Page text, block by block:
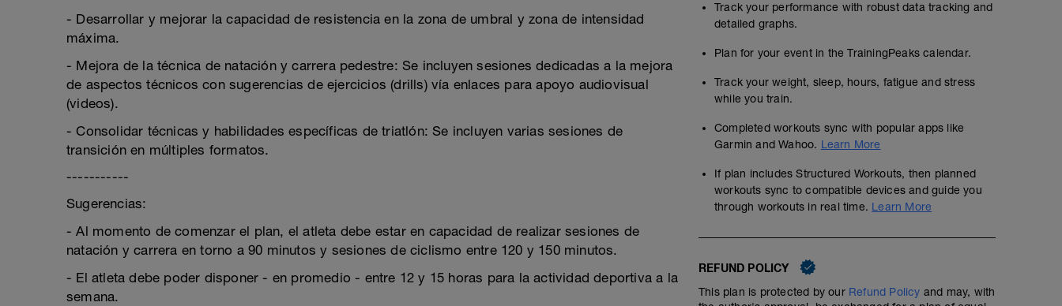
- Desarrollar y mejorar la capacidad de resistencia en la zona de umbral y zona de intensidad
máxima.
- Mejora de la técnica de natación y carrera pedestre: Se incluyen sesiones dedicadas a la mejora
de aspectos técnicos con sugerencias de ejercicios (drills) vía enlaces para apoyo audiovisual
(videos).
- Consolidar técnicas y habilidades específicas de triatlón: Se incluyen varias sesiones de
transición en múltiples formatos.
-----------
Sugerencias:
- Al momento de comenzar el plan, el atleta debe estar en capacidad de realizar sesiones de
natación y carrera en torno a 90 minutos y sesiones de ciclismo entre 120 y 150 minutos.
- El atleta debe poder disponer - en promedio - entre 12 y 15 horas para la actividad deportiva a la
semana.
Track your performance with robust data tracking and
detailed graphs.
Plan for your event in the TrainingPeaks calendar.
Track your weight, sleep, hours, fatigue and stress
while you train.
Completed workouts sync with popular apps like
Garmin and Wahoo. Learn More
If plan includes Structured Workouts, then planned
workouts sync to compatible devices and guide you
through workouts in real time. Learn More
REFUND POLICY
This plan is protected by our Refund Policy and may, with